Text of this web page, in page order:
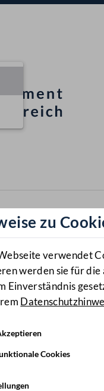
zu
verwendet
werden sie für
Einverständnis
Cookies
von
der